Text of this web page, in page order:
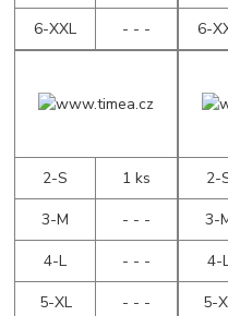
6-XXL
- - -
6-
2-S
1 ks
3-M
- - -
4-L
- - -
5-XL
- - -
2-
3-
4-
5-